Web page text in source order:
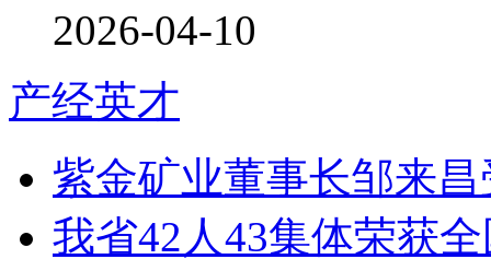
2026-04-10
产经英才
紫金矿业董事长邹来
我省42人43集体荣获